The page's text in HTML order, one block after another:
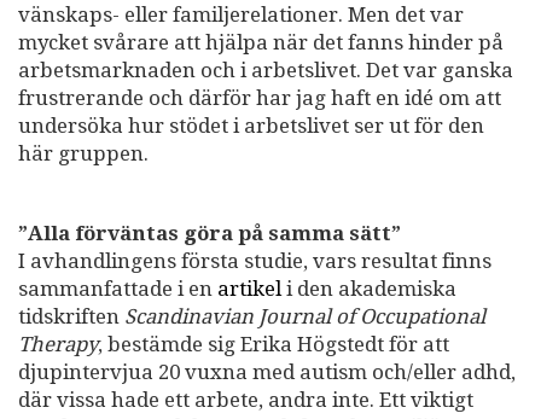
vänskaps- eller familjerelationer. Men det var
mycket svårare att hjälpa när det fanns hinder på
arbetsmarknaden och i arbetslivet. Det var ganska
frustrerande och därför har jag haft en idé om att
undersöka hur stödet i arbetslivet ser ut för den
här gruppen.
”Alla förväntas göra på samma sätt”
I avhandlingens första studie, vars resultat finns
sammanfattade i en artikel i den akademiska
tidskriften Scandinavian Journal of Occupational
Therapy, bestämde sig Erika Högstedt för att
djupintervjua 20 vuxna med autism och/eller adhd,
där vissa hade ett arbete, andra inte. Ett viktigt